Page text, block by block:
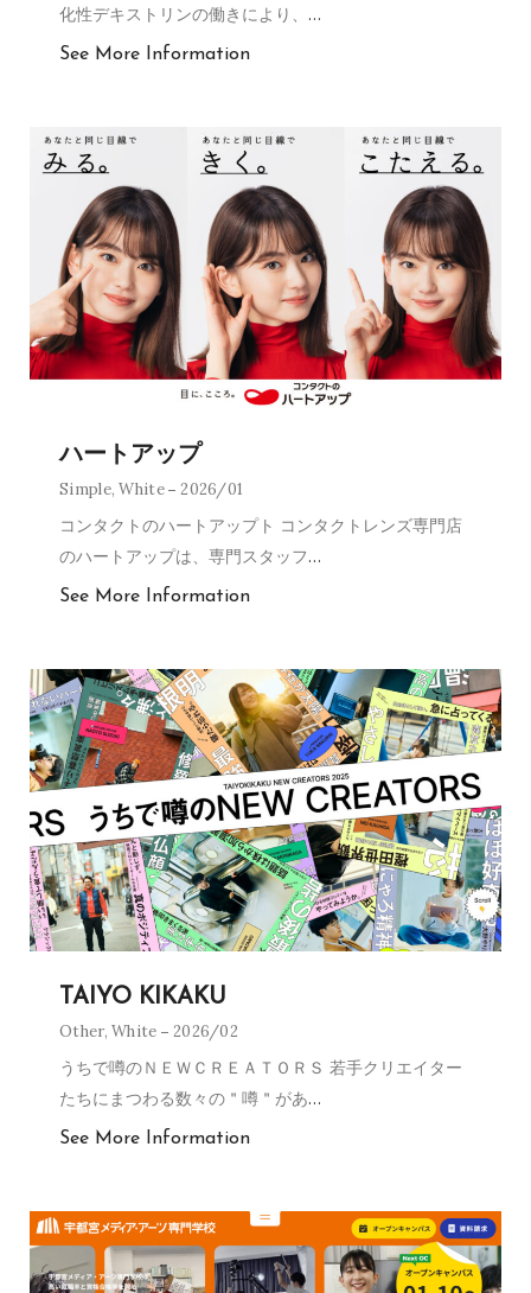
化性デキストリンの働きにより、 …
See More Information
ハートアップ
Simple,White 2026/01
コンタクトのハートアップト コンタクトレンズ専門店
のハートアップは、専門スタッフ…
See More Information
TAIYO KIKAKU
Other,White 2026/02
うちで噂のＮＥＷＣＲＥＡＴＯＲＳ 若手クリエイター
たちにまつわる数々の＂噂＂があ…
See More Information